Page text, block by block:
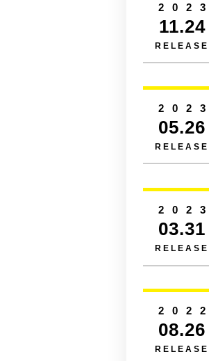
2023
11.24
RELEASE
2023
05.26
RELEASE
2023
03.31
RELEASE
2022
08.26
RELEASE